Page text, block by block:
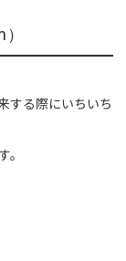
する際にいちいち
。